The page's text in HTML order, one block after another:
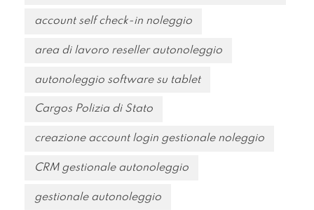
account self check-in noleggio
area di lavoro reseller autonoleggio
autonoleggio software su tablet
Cargos Polizia di Stato
creazione account login gestionale noleggio
CRM gestionale autonoleggio
gestionale autonoleggio